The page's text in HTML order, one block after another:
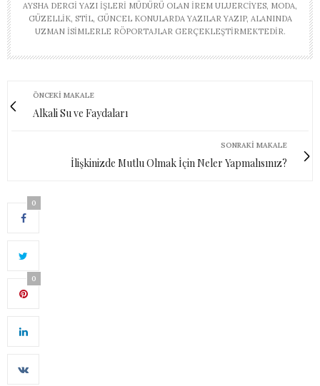
AYSHA DERGI YAZI İŞLERI MÜDÜRÜ OLAN İREM ULUERCIYES, MODA,
GÜZELLIK, STIL, GÜNCEL KONULARDA YAZILAR YAZIP, ALANINDA
UZMAN ISIMLERLE RÖPORTAJLAR GERÇEKLEŞTIRMEKTEDIR.
ÖNCEKI MAKALE
Alkali Su ve Faydaları
SONRAKI MAKALE
İlişkinizde Mutlu Olmak İçin Neler Yapmalısınız?
0
0